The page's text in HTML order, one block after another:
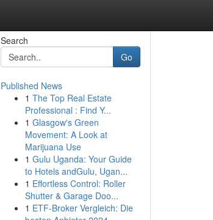
Search
Go
Published News
1 The Top Real Estate
Professional : Find Y...
1 Glasgow's Green
Movement: A Look at
Marijuana Use
1 Gulu Uganda: Your Guide
to Hotels andGulu, Ugan...
1 Effortless Control: Roller
Shutter & Garage Doo...
1 ETF-Broker Vergleich: Die